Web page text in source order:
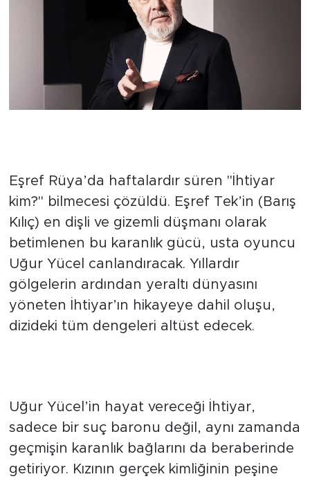
Eşref Rüya’da haftalardır süren "İhtiyar
kim?" bilmecesi çözüldü. Eşref Tek’in (Barış
Kılıç) en dişli ve gizemli düşmanı olarak
betimlenen bu karanlık gücü, usta oyuncu
Uğur Yücel canlandıracak. Yıllardır
gölgelerin ardından yeraltı dünyasını
yöneten İhtiyar’ın hikayeye dahil oluşu,
dizideki tüm dengeleri altüst edecek.
Uğur Yücel’in hayat vereceği İhtiyar,
sadece bir suç baronu değil, aynı zamanda
geçmişin karanlık bağlarını da beraberinde
getiriyor. Kızının gerçek kimliğinin peşine